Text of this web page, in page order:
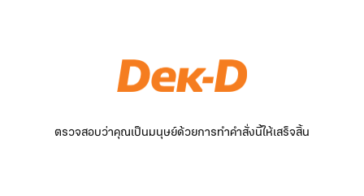
ตรวจสอบว่าคุณเป็นมนุษย์ด้วยการทำคำสั่งนี้ให้เสร็จสิ้น